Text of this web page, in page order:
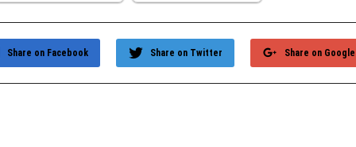
Share on
Share on Twitter
Share on Facebook